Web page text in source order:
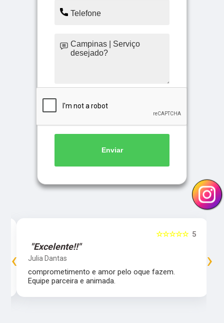
Enviar
5
☆☆☆☆☆
"Excelente!!"
Julia Dantas
comprometimento e amor pelo oque fazem.
Equipe parceira e animada.
‹ ›